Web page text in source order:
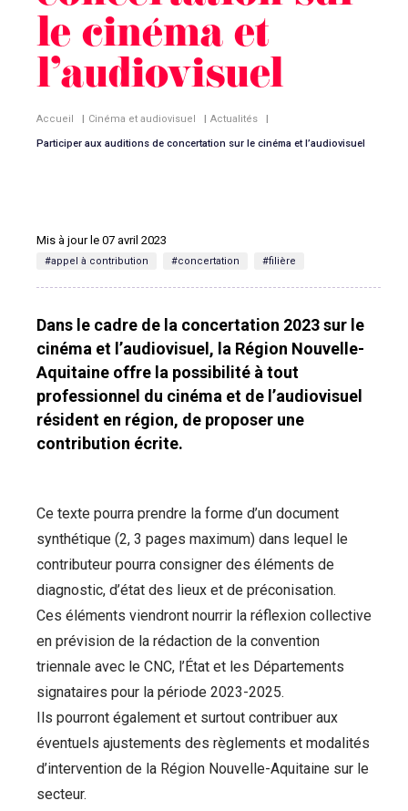
le cinéma et
l’audiovisuel
Accueil | Cinéma et audiovisuel | Actualités |
Participer aux auditions de concertation sur le cinéma et l’audiovisuel
Mis à jour le 07 avril 2023
#appel à contribution #concertation #filière
Dans le cadre de la concertation 2023 sur le
cinéma et l’audiovisuel, la Région Nouvelle-
Aquitaine offre la possibilité à tout
professionnel du cinéma et de l’audiovisuel
résident en région, de proposer une
contribution écrite.
Ce texte pourra prendre la forme d’un document
synthétique (2, 3 pages maximum) dans lequel le
contributeur pourra consigner des éléments de
diagnostic, d’état des lieux et de préconisation.
Ces éléments viendront nourrir la réflexion collective
en prévision de la rédaction de la convention
triennale avec le CNC, l’État et les Départements
signataires pour la période 2023-2025.
Ils pourront également et surtout contribuer aux
éventuels ajustements des règlements et modalités
d’intervention de la Région Nouvelle-Aquitaine sur le
secteur.